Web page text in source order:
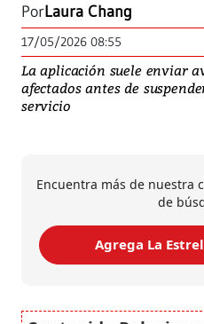
PorLaura Chang
17/05/2026 08:55
La aplicación suele enviar
afectados antes de
servicio
Encuentra más de nuestra
de
Agrega La